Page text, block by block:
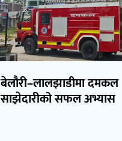
बेलौरी–लालझाडीमा दमकल
साझेदारीको सफल अभ्यास